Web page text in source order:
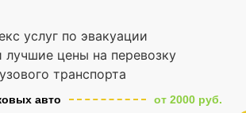
услуг по эвакуации
лучшие цены на перевозку
транспорта
авто от 2000 руб.